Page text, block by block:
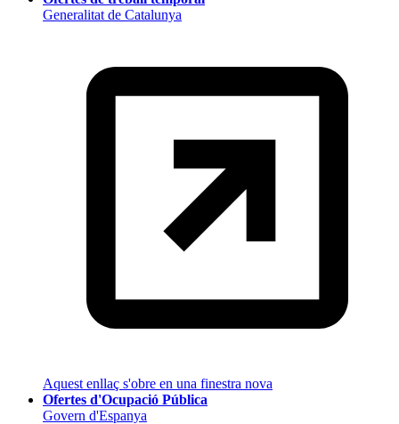
Generalitat de Catalunya
Aquest enllaç s'obre en una finestra nova
Ofertes d'Ocupació Pública
Govern d'Espanya